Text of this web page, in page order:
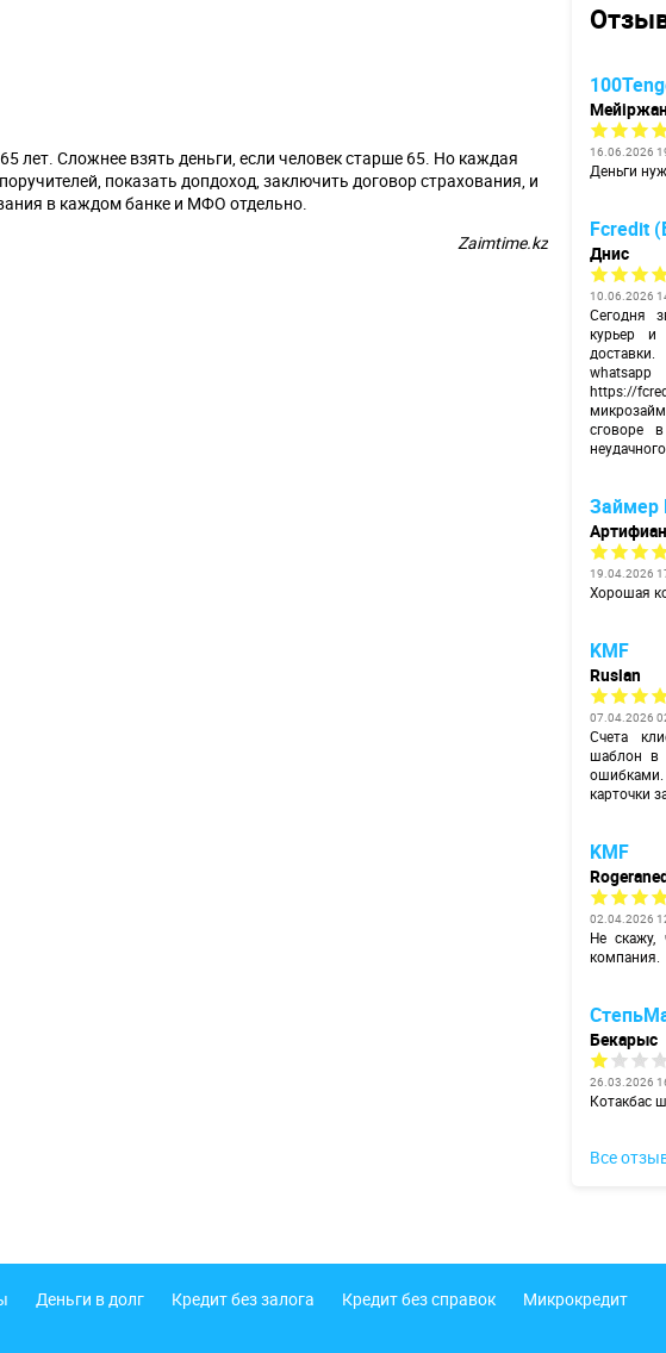
16.06.2026
Деньги
Fcredit
Днис
10.06.2026
Сегодня
курьер и
https://
сговоре
Займер
19.04.2026
Хорошая
KMF
Ruslan
07.04.2026
Счета
шаблон в
карточки
KMF
02.04.2026
Не скажу,
компания.
Бекарыс
26.03.2026
Котакбас
Все
лет. Сложнее взять деньги, если человек старше 65. Но каждая
показать допдоход, заключить договор страхования, и
в каждом банке и МФО отдельно.
Zaimtime.kz
Деньги в долг Кредит без залога Кредит без справок Микрокредит